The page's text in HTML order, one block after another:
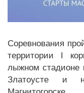
Соревнования
территории I
лыжном стадионе
Златоусте и